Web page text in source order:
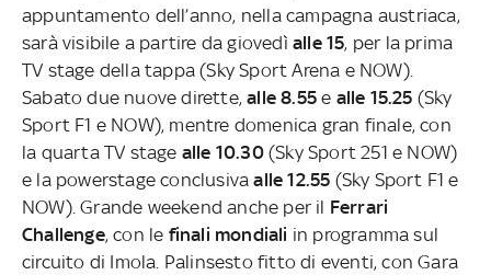
appuntamento dell’anno, nella campagna austriaca,
sarà visibile a partire da giovedì alle 15, per la prima
TV stage della tappa (Sky Sport Arena e NOW).
Sabato due nuove dirette,alle 8.55 e alle 15.25 (Sky
Sport F1 e NOW), mentre domenica gran finale, con
la quarta TV stage alle 10.30(Sky Sport 251 e NOW)
e la powerstage conclusivaalle 12.55 (Sky Sport F1 e
NOW). Grande weekend anche per il Ferrari
Challenge, con le finali mondiali in programma sul
circuito di Imola. Palinsesto fitto di eventi, con Gara